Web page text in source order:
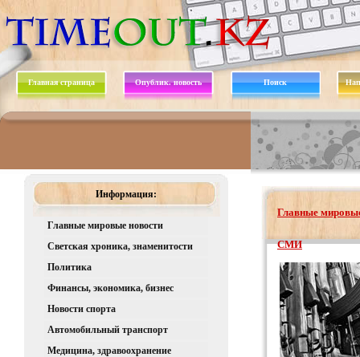
Главная страница Опублик. новость Поиск
Информация:
Главные мировые новости
Светская хроника, знаменитости
Политика
Финансы, экономика, бизнес
Новости спорта
Автомобильный транспорт
Медицина, здравоохранение
Главные
СМИ